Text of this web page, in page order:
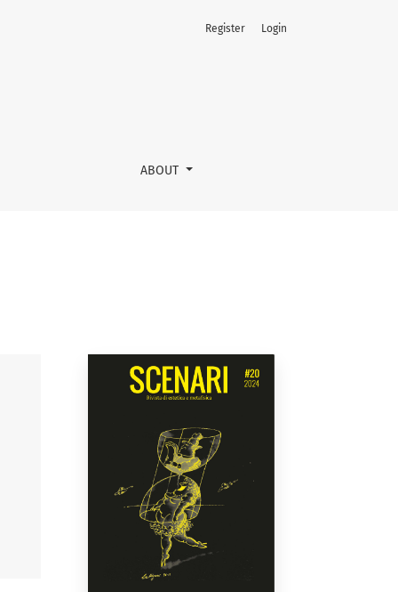
ABOUT
Register Login